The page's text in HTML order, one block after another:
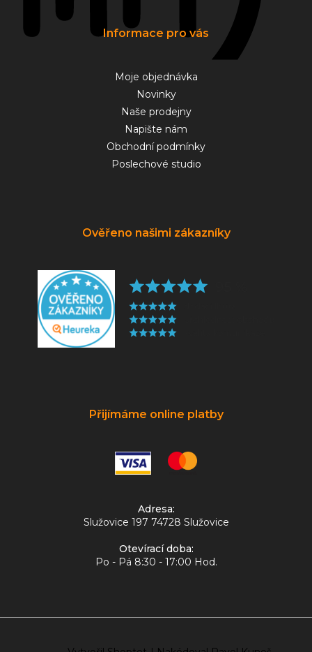
Informace pro vás
Moje objednávka
Novinky
Naše prodejny
Napište nám
Obchodní podmínky
Poslechové studio
Ověřeno našimi zákazníky
Přijímáme online platby
Adresa:
Služovice 197 74728 Služovice
Otevírací doba:
Po - Pá 8:30 - 17:00 Hod.